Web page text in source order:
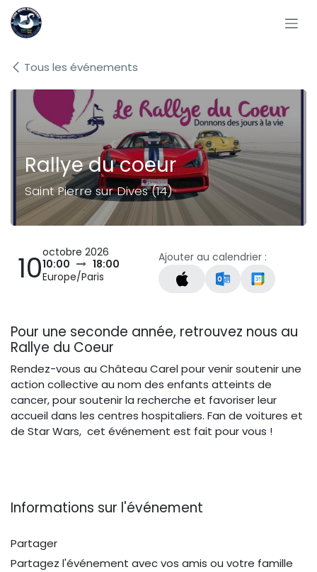
Se rendre au contenu
Tous les événements
Rallye du coeur
Saint Pierre sur Dives (14)
10octobre 2026
10:00
18:00
Europe/Paris
Ajouter au calendrier :
Pour une seconde année, retrouvez nous au
Rallye du Coeur
Rendez-vous au Château Carel pour venir soutenir une
action collective au nom des enfants atteints de
cancer, pour soutenir la recherche et favoriser leur
accueil dans les centres hospitaliers. Fan de voitures et
de Star Wars, cet événement est fait pour vous !
Informations sur l'événement
Partager
Partagez l'événement avec vos amis ou votre famille